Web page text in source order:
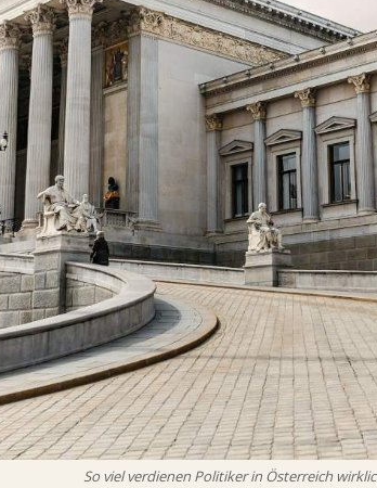
So viel verdienen Politiker in Österreich